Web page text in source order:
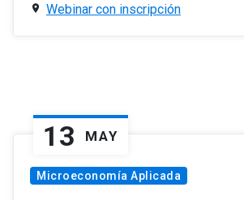
Webinar con inscripción
13 MAY
Microeconomía Aplicada